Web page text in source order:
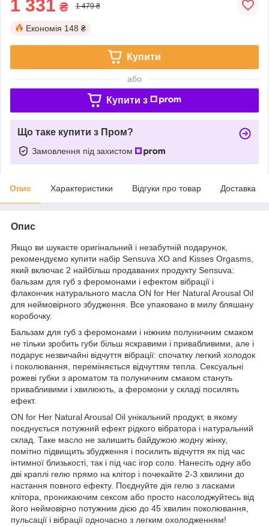
1 331 ₴ 1 479 ₴
Економія 148 ₴
Купити
або
Купити з
Що таке купити з Пром?
Замовлення під захистом
Опис Характеристики Відгуки про товар Доставка
Опис
Якщо ви шукаєте оригінальний і незабутній подарунок,
рекомендуємо купити набір Sensuva XO and Kisses Orgasms,
який включає 2 найбільш продаваних продукту Sensuva:
бальзам для губ з феромонами і ефектом вібрації і
флакончик натурального масла ON for Her Natural Arousal Oil
для неймовірного збудження. Все упаковано в милу бляшану
коробочку.
Бальзам для губ з феромонами і ніжним полуничним смаком
не тільки зробить губи більш яскравими і привабливими, але і
подарує незвичайні відчуття вібрації: спочатку легкий холодок
і поколювання, переміняється відчуттям тепла. Сексуальні
рожеві губки з ароматом та полуничним смаком стануть
привабливими і хвилюють, а феромони у складі посилять
ефект.
ON for Her Natural Arousal Oil унікальний продукт, в якому
поєднується потужний ефект рідкого вібратора і натуральний
склад. Таке масло не залишить байдужою жодну жінку,
помітно підвищить збудження і посилить відчуття як під час
інтимної близькості, так і під час ігор соло. Нанесіть одну або
дві краплі гелю прямо на клітор і почекайте 2-3 хвилини до
настання повного ефекту. Поєднуйте дія гелю з ласками
клітора, проникаючим сексом або просто насолоджуйтесь від
його неймовірно потужним дією до 45 хвилин поколювання,
пульсації і вібрації одночасно з легким охолодженням!